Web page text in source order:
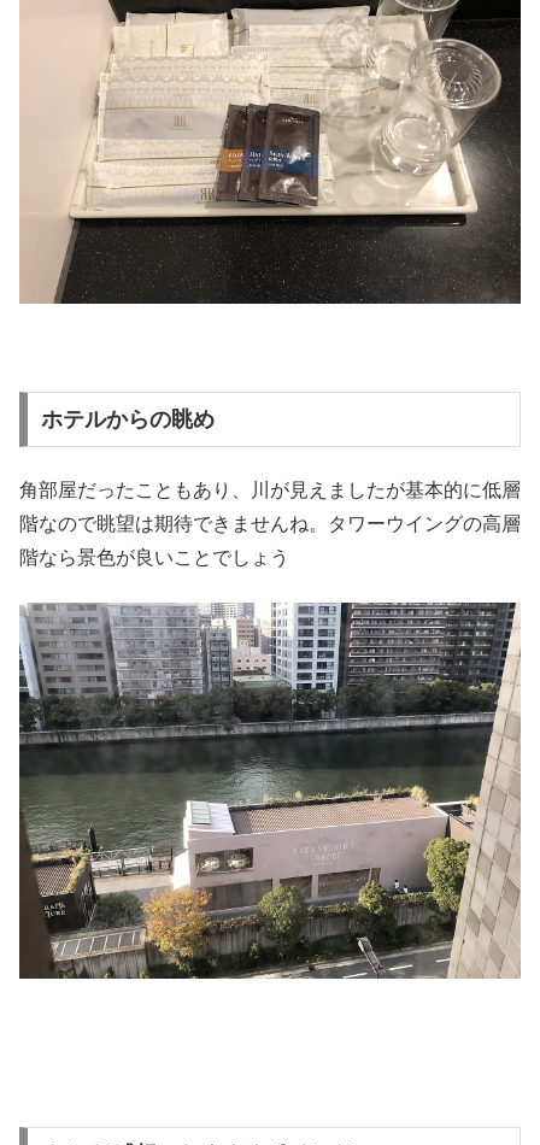
ホテルからの眺め
角部屋だったこともあり、川が見えましたが基本的に低層
階なので眺望は期待できませんね。タワーウイングの高層
階なら景色が良いことでしょう